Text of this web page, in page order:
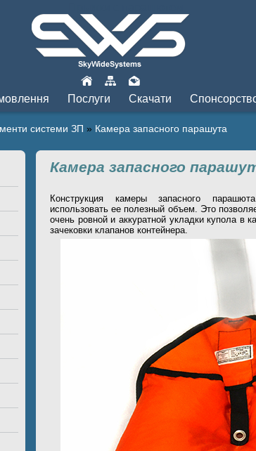
Послуги Скачати
системи ЗП » Камера запасного парашута
Камера запасного
Конструкция камеры запасного
использовать ее полезный объем. Это
очень ровной и аккуратной укладки купола в
зачековки клапанов контейнера.